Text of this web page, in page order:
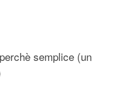
semplice (un